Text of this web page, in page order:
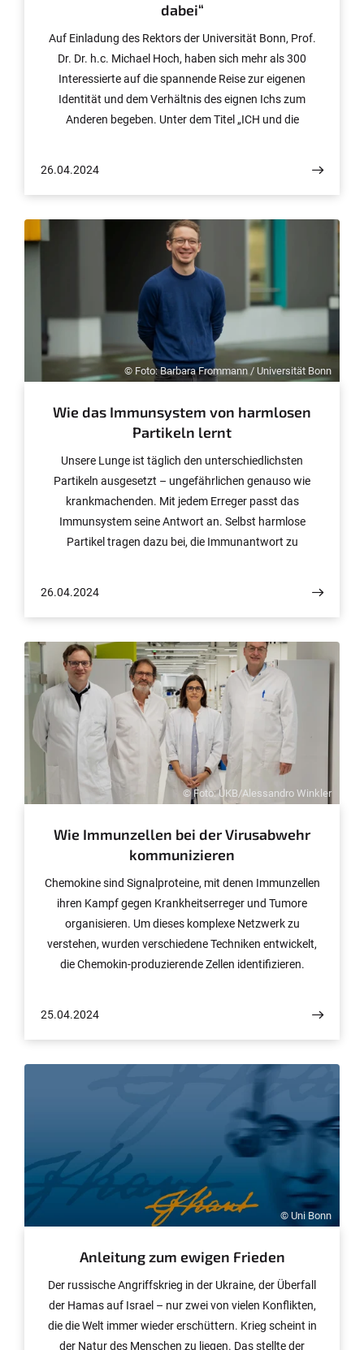
dabei“
Auf Einladung des Rektors der Universität Bonn, Prof.
Dr. Dr. h.c. Michael Hoch, haben sich mehr als 300
Interessierte auf die spannende Reise zur eigenen
Identität und dem Verhältnis des eignen Ichs zum
Anderen begeben. Unter dem Titel „ICH und die
ist. Auch das künstlerische Begleitprogramm des
Abends setzte sich auf kreative Weise mit der Frage
nach der eigenen Identität und dem Verhältnis zum
Anderen auseinander.
26.04.2024
© Foto: Barbara Frommann / Universität Bonn
Wie das Immunsystem von harmlosen
Partikeln lernt
Unsere Lunge ist täglich den unterschiedlichsten
Partikeln ausgesetzt – ungefährlichen genauso wie
krankmachenden. Mit jedem Erreger passt das
Immunsystem seine Antwort an. Selbst harmlose
Partikel tragen dazu bei, die Immunantwort zu
26.04.2024
© Foto: UKB/Alessandro Winkler
Wie Immunzellen bei der Virusabwehr
kommunizieren
Chemokine sind Signalproteine, mit denen Immunzellen
ihren Kampf gegen Krankheitserreger und Tumore
organisieren. Um dieses komplexe Netzwerk zu
verstehen, wurden verschiedene Techniken entwickelt,
die Chemokin-produzierende Zellen identifizieren.
Mäusen entwickelt, die eine gleichzeitige Identifizierung
Am Beispiel des Chemokins Ccl3 fanden sie heraus, dass
dessen Funktion bei der Immunabwehr von Viren anders
ist als bisher angenommen. Ihre Ergebnisse sind jetzt in
der Fachzeitschrift „Journal of Experimental Medicine“
erschienen.
25.04.2024
© Uni Bonn
Anleitung zum ewigen Frieden
Der russische Angriffskrieg in der Ukraine, der Überfall
der Hamas auf Israel – nur zwei von vielen Konflikten,
die die Welt immer wieder erschüttern. Krieg scheint in
der Natur des Menschen zu liegen. Das stellte der